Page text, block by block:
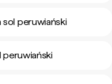
peruwiański
peruwiański